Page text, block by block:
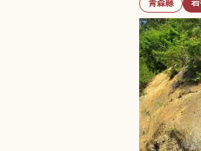
青森縣